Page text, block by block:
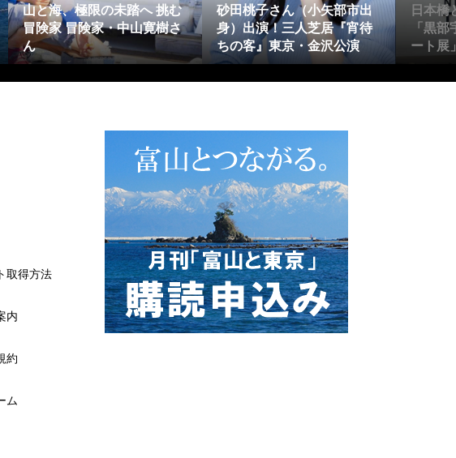
山と海、極限の未踏へ 挑む
冒険家 冒険家・中山寛樹さ
ん
砂田桃子さん（小矢部市出
身）出演！三人芝居『宵待
ちの客』東京・金沢公演
日本橋
「黒
ート展
取得方法
内
約
ム